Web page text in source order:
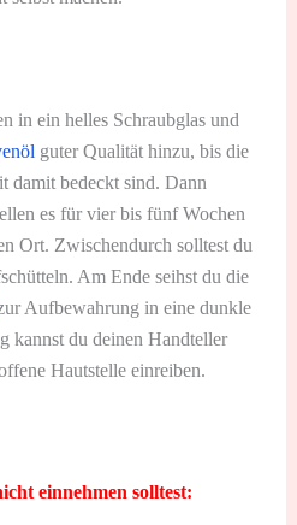
in ein helles Schraubglas und
guter Qualität hinzu, bis die
damit bedeckt sind. Dann
es für vier bis fünf Wochen
Ort. Zwischendurch solltest du
Am Ende seihst du die
Aufbewahrung in eine dunkle
kannst du deinen Handteller
Hautstelle einreiben.
einnehmen solltest: